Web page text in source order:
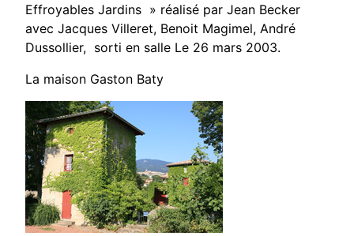
Effroyables Jardins » réalisé par Jean Becker
avec Jacques Villeret, Benoit Magimel, André
Dussollier, sorti en salle Le 26 mars 2003.
La maison Gaston Baty